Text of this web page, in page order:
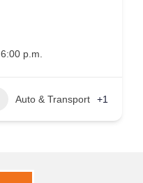
p.m.
Auto & Transport +1